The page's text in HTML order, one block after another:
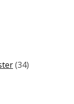
(34)